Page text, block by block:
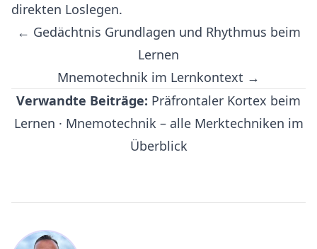
direkten Loslegen.
← Gedächtnis Grundlagen und Rhythmus beim
Lernen
Mnemotechnik im Lernkontext →
Verwandte Beiträge: Präfrontaler Kortex beim
Lernen · Mnemotechnik – alle Merktechniken im
Überblick